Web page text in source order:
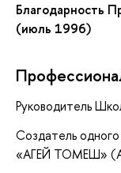
Благодарность
(июль 1996)
Руководитель
Создатель
«АГЕЙ ТОМЕШ»